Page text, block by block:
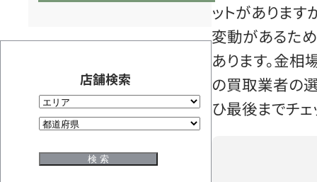
店舗検索
ットがあります
変動があるた
あります。金
の買取業者の
ひ最後までチェ